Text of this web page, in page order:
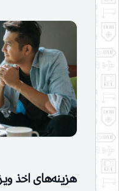
هزینه‌های اخذ